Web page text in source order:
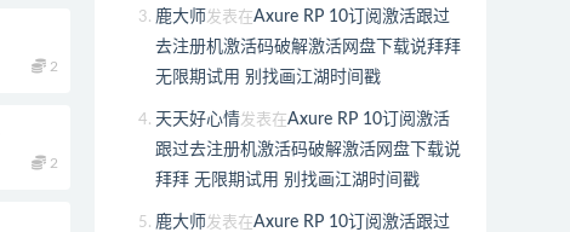
2
2
鹿大师发表在Axure RP 10订阅激活跟过
去注册机激活码破解激活网盘下载说拜拜
无限期试用 别找画江湖时间戳
天天好心情发表在Axure RP 10订阅激活
跟过去注册机激活码破解激活网盘下载说
拜拜 无限期试用 别找画江湖时间戳
鹿大师发表在Axure RP 10订阅激活跟过